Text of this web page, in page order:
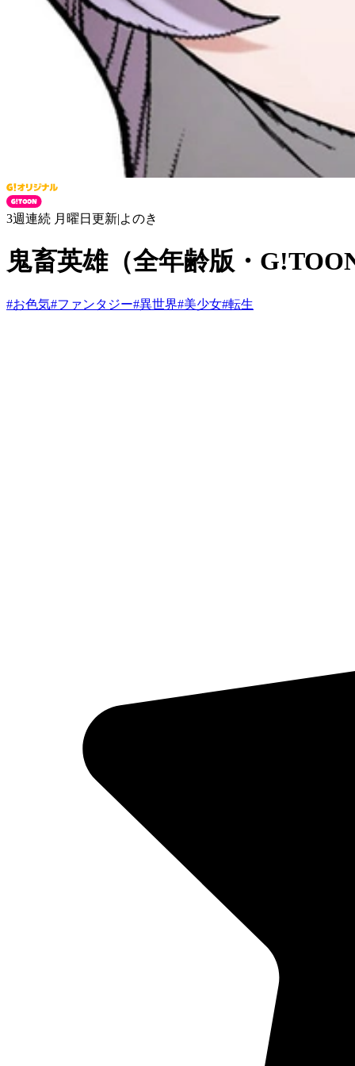
3週連続 月曜日更新|よのき
鬼畜英雄（全年齢版・
#お色気#ファンタジー#異世界#美少女#転生